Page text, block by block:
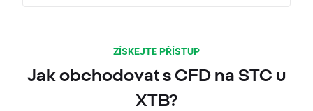
ZÍSKEJTE PŘÍSTUP
Jak obchodovat s CFD na STC u
XTB?